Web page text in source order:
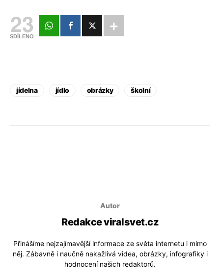
23
SDÍLENO
jídelna jídlo obrázky školní
Autor
Redakce viralsvet.cz
Přinášíme nejzajímavější informace ze světa internetu i mimo
něj. Zábavně i naučně nakažlivá videa, obrázky, infografiky i
hodnocení našich redaktorů.